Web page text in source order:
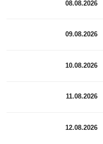
08.08.2026
09.08.2026
10.08.2026
11.08.2026
12.08.2026